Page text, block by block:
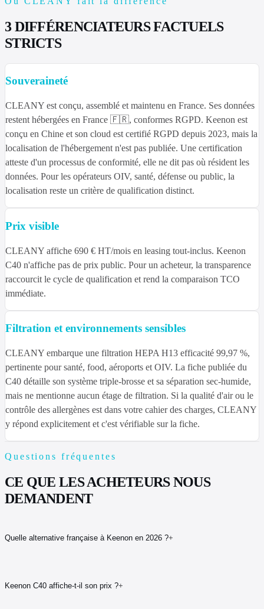
3 DIFFÉRENCIATEURS FACTUELS
STRICTS
Souveraineté
CLEANY est conçu, assemblé et maintenu en France. Ses données
restent hébergées en France 🇫🇷, conformes RGPD. Keenon est
conçu en Chine et son cloud est certifié RGPD depuis 2023, mais la
localisation de l'hébergement n'est pas publiée. Une certification
atteste d'un processus de conformité, elle ne dit pas où résident les
données. Pour les opérateurs OIV, santé, défense ou public, la
localisation reste un critère de qualification distinct.
Prix visible
CLEANY affiche 690 € HT/mois en leasing tout-inclus. Keenon
C40 n'affiche pas de prix public. Pour un acheteur, la transparence
raccourcit le cycle de qualification et rend la comparaison TCO
immédiate.
Filtration et environnements sensibles
CLEANY embarque une filtration HEPA H13 efficacité 99,97 %,
pertinente pour santé, food, aéroports et OIV. La fiche publiée du
C40 détaille son système triple-brosse et sa séparation sec-humide,
mais ne mentionne aucun étage de filtration. Si la qualité d'air ou le
contrôle des allergènes est dans votre cahier des charges, CLEANY
y répond explicitement et c'est vérifiable sur la fiche.
Questions fréquentes
CE QUE LES ACHETEURS NOUS
DEMANDENT
Quelle alternative française à Keenon en 2026 ?+
Keenon C40 affiche-t-il son prix ?+